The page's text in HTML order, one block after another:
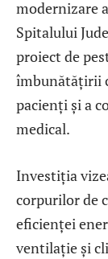
modernizare
Spitalului
proiect de
îmbunătățirii
pacienți și a
medical.
Investiția
corpurilor de
eficienței
ventilație și